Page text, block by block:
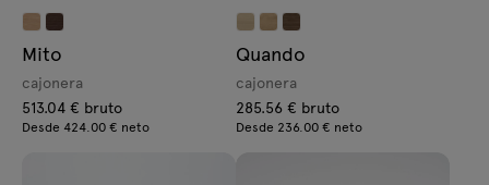
Mito
cajonera
513.04 € bruto
Desde 424.00 € neto
Quando
cajonera
285.56 € bruto
Desde 236.00 € neto